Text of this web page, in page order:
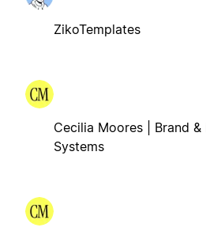
ZikoTemplates
Cecilia Moores | Brand &
Systems